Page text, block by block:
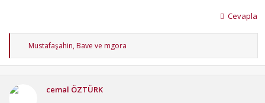
Cevapla
T
p
Mustafaşahin,Bave ve mgora
cemal ÖZTÜRK